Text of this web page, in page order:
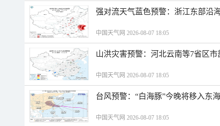
强对流天气蓝色预警：浙江东部沿
中国天气网 2026-08-07 18:05
山洪灾害预警：河北云南等7省区
中国天气网 2026-08-07 18:05
台风预警：“白海豚”今晚将移入东
中国天气网 2026-08-07 18:05